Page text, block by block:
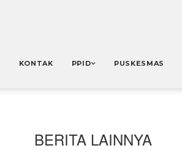
KONTAK PPID PUSKESMAS
BERITA LAINNYA